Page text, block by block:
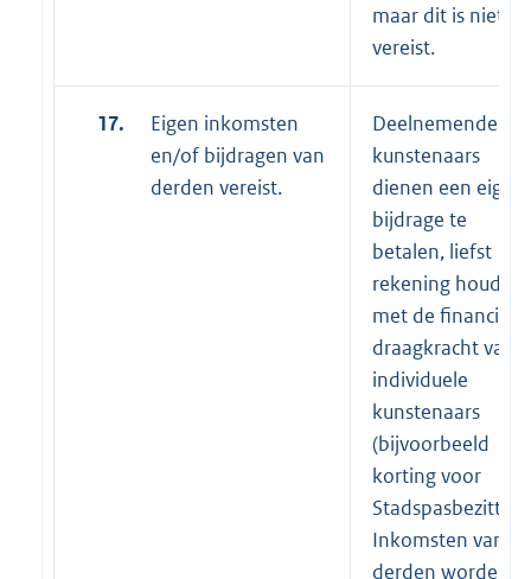
maar dit is niet
vereist.
17.
Eigen inkomsten
en/of bijdragen van
derden vereist.
Deelnemende
kunstenaars
dienen een eigen
bijdrage te
betalen, liefst
rekening
met de financiële
draagkracht van
individuele
kunstenaars
(bijvoorbeeld
korting voor
Inkomsten van
derden worden